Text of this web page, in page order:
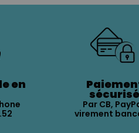
en
sécurisé
Par CB,
virement